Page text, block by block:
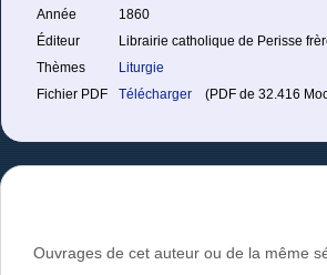
Année
1860
Éditeur
Librairie catholique de Perisse
Thèmes
Liturgie
Fichier PDF
Télécharger (PDF de 32.416
Ouvrages de cet auteur ou de la même